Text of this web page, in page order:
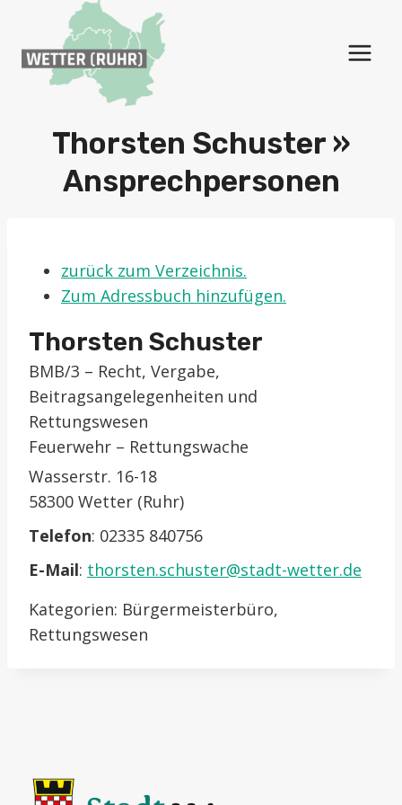
springen
Thorsten Schuster »
Ansprechpersonen
zurück zum Verzeichnis.
Zum Adressbuch hinzufügen.
Thorsten Schuster
BMB/3 – Recht, Vergabe,
Beitragsangelegenheiten und
Rettungswesen
Feuerwehr – Rettungswache
Wasserstr. 16-18
58300 Wetter (Ruhr)
Telefon: 02335 840756
E-Mail: thorsten.schuster@stadt-wetter.de
Kategorien: Bürgermeisterbüro,
Rettungswesen